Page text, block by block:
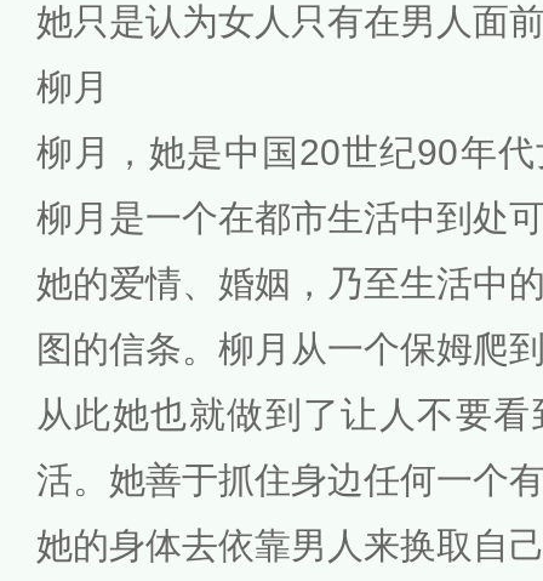
她只是认为女人只有在男人面
柳月
柳月，她是中国20世纪90年
柳月是一个在都市生活中到处
她的爱情、婚姻，乃至生活中
图的信条。柳月从一个保姆爬
从此她也就做到了让人不要
活。她善于抓住身边任何一个
她的身体去依靠男人来换取自